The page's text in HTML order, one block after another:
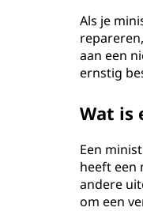
Als je
aan een
ernstig
Wat is
Een
heeft een
andere
om een